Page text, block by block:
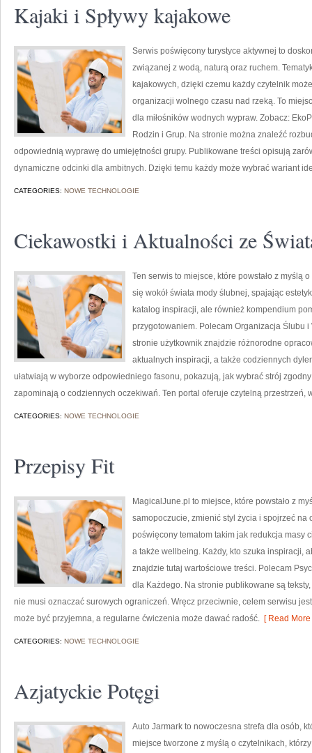
Kajaki i Spływy kajakowe
Serwis poświęcony turystyce aktywnej to
związanej z wodą, naturą oraz ruchem.
kajakowych, dzięki czemu każdy czytelnik
organizacji wolnego czasu nad rzeką. To
dla miłośników wodnych wypraw. Zobacz:
Rodzin i Grup. Na stronie można znaleźć
odpowiednią wyprawę do umiejętności grupy. Publikowane treści opisują
dynamiczne odcinki dla ambitnych. Dzięki temu każdy może wybrać wariant
CATEGORIES: NOWE TECHNOLOGIE
Ciekawostki i Aktualności ze
Ten serwis to miejsce, które powstało z myślą
się wokół świata mody ślubnej, spajając
katalog inspiracji, ale również kompendium
przygotowaniem. Polecam Organizacja Ślubu
stronie użytkownik znajdzie różnorodne
aktualnych inspiracji, a także codziennych
ułatwiają w wyborze odpowiedniego fasonu, pokazują, jak wybrać strój
zapominają o codziennych oczekiwań. Ten portal oferuje czytelną przestrzeń,
CATEGORIES: NOWE TECHNOLOGIE
Przepisy Fit
MagicalJune.pl to miejsce, które powstało z
samopoczucie, zmienić styl życia i spojrzeć na
poświęcony tematom takim jak redukcja masy
a także wellbeing. Każdy, kto szuka inspiracji,
znajdzie tutaj wartościowe treści. Polecam
dla Każdego. Na stronie publikowane są
nie musi oznaczać surowych ograniczeń. Wręcz przeciwnie, celem serwisu
może być przyjemna, a regularne ćwiczenia może dawać radość. [ Read More
CATEGORIES: NOWE TECHNOLOGIE
Azjatyckie Potęgi
Auto Jarmark to nowoczesna strefa dla osób,
miejsce tworzone z myślą o czytelnikach,